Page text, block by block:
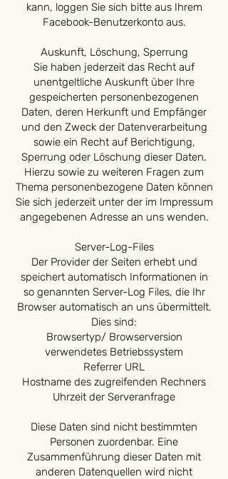
kann, loggen Sie sich bitte aus Ihrem
Facebook-Benutzerkonto aus.
Auskunft, Löschung, Sperrung
Sie haben jederzeit das Recht auf
unentgeltliche Auskunft über Ihre
gespeicherten personenbezogenen
Daten, deren Herkunft und Empfänger
und den Zweck der Datenverarbeitung
sowie ein Recht auf Berichtigung,
Sperrung oder Löschung dieser Daten.
Hierzu sowie zu weiteren Fragen zum
Thema personenbezogene Daten können
Sie sich jederzeit unter der im Impressum
angegebenen Adresse an uns wenden.
Server-Log-Files
Der Provider der Seiten erhebt und
speichert automatisch Informationen in
so genannten Server-Log Files, die Ihr
Browser automatisch an uns übermittelt.
Dies sind:
Browsertyp/ Browserversion
verwendetes Betriebssystem
Referrer URL
Hostname des zugreifenden Rechners
Uhrzeit der Serveranfrage
Diese Daten sind nicht bestimmten
Personen zuordenbar. Eine
Zusammenführung dieser Daten mit
anderen Datenquellen wird nicht